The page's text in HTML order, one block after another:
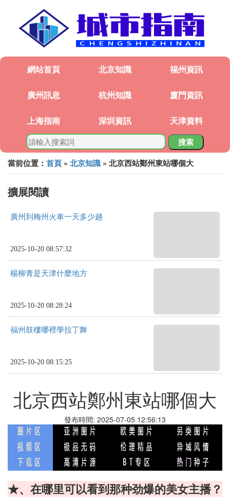
網站首頁 北京知識 福州資訊
廣州訊息 杭州知識 廈門資訊
上海指南 深圳資訊 天津資料
搜索
當前位置： 首頁 » 北京知識 » 北京西站鄭州東站哪個大
擴展閱讀
廣州到梅州火車一天多少趟
2025-10-20 08:57:32
楊柳青是天津什麼地方
2025-10-20 08:28:24
福州鼓樓哪裡學拉丁舞
2025-10-20 08:15:25
北京西站鄭州東站哪個大
發布時間: 2025-07-05 12:56:13
★、在哪里可以看到那种劲爆的美女主播？